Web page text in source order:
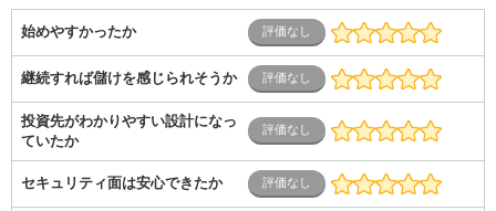
始めやすかったか
継続すれば儲けを感じられそうか
投資先がわかりやすい設計になっ
ていたか
セキュリティ面は安心できたか